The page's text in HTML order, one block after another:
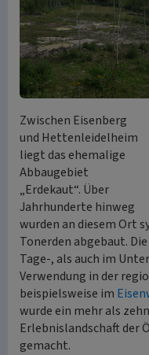
Zwischen Eisenberg
und Hettenleidelheim
liegt das ehemalige
Abbaugebiet
„Erdekaut“. Über
Jahrhunderte hinweg
wurden an diesem Ort
Tonerden abgebaut.
Tage-, als auch im
Verwendung in der
beispielsweise im
wurde ein mehr als
Erlebnislandschaft der
gemacht.